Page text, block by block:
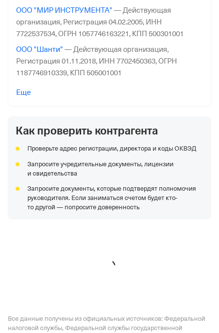
ООО "МИР ИНСТРУМЕНТА" — Действующая
организация, Регистрация 04.02.2005, ИНН
7722537534,ОГРН 1057746163221, КПП 500301001
ООО "Шанти" — Действующая организация,
Регистрация 01.11.2018, ИНН 7702450363,ОГРН
1187746910339, КПП 505001001
АО "УЧАЛИНСКИЙ ГОК"
ООО "СПС"— Действующая организация,
1217700319363,КПП 770301001
АО "ВОРКУТАУГОЛЬ"— Действующая организация,
Регистрация 20.06.2002,
1021100807452,КПП 110301001
ООО "ГАЗПРОМ МЕЖРЕГИОНГАЗ ПЕРМЬ"
Еще
Как проверить контрагента
Проверьте адрес регистрации, директора и коды ОКВЭД
Запросите учредительные документы, лицензии
и свидетельства
Запросите документы, которые подтвердят полномочия
руководителя. Если заниматься счетом будет кто-
то другой — попросите доверенность
Все данные получены из официальных источников: Федеральной
налоговой службы, Федеральной службы государственной